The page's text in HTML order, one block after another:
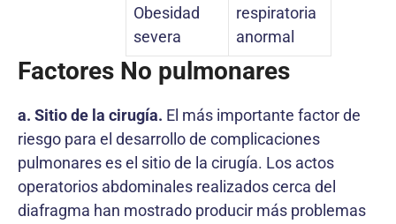
Obesidad
severa
respiratoria
anormal
Factores No pulmonares
a. Sitio de la cirugía. El más importante factor de
riesgo para el desarrollo de complicaciones
pulmonares es el sitio de la cirugía. Los actos
operatorios abdominales realizados cerca del
diafragma han mostrado producir más problemas